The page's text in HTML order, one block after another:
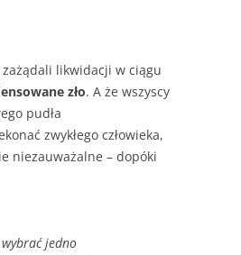
likwidacji w ciągu
zło. A że wszyscy
pudła
zwykłego człowieka,
niezauważalne – dopóki
jedno